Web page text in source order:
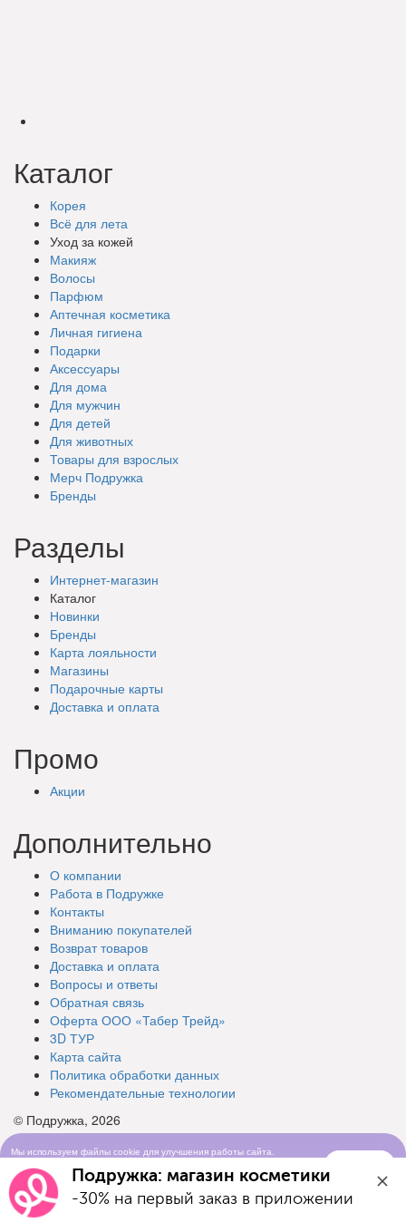
Каталог
Корея
Всё для лета
Уход за кожей
Макияж
Волосы
Парфюм
Аптечная косметика
Личная гигиена
Подарки
Аксессуары
Для дома
Для мужчин
Для детей
Для животных
Товары для взрослых
Мерч Подружка
Бренды
Разделы
Интернет-магазин
Каталог
Новинки
Бренды
Карта лояльности
Магазины
Подарочные карты
Доставка и оплата
Промо
Акции
Дополнительно
О компании
Работа в Подружке
Контакты
Вниманию покупателей
Возврат товаров
Доставка и оплата
Вопросы и ответы
Обратная связь
Оферта ООО «Табер Трейд»
3D ТУР
Карта сайта
Политика обработки данных
Рекомендательные технологии
© Подружка, 2026
Мы используем файлы cookie для улучшения работы сайта.
использования cookie-файловПодружка: магазин косметики
-30% на первый заказ в приложении